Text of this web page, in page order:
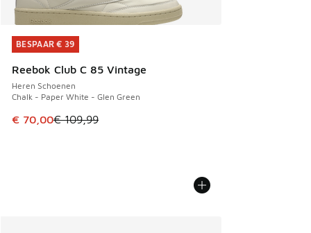
BESPAAR € 39
Reebok Club C 85 Vintage
Heren Schoenen
Chalk - Paper White - Glen Green
Dit artikel is in de uitverkoop. Dit artikel is in de
€ 70,00€ 109,99
BESPAAR € 39